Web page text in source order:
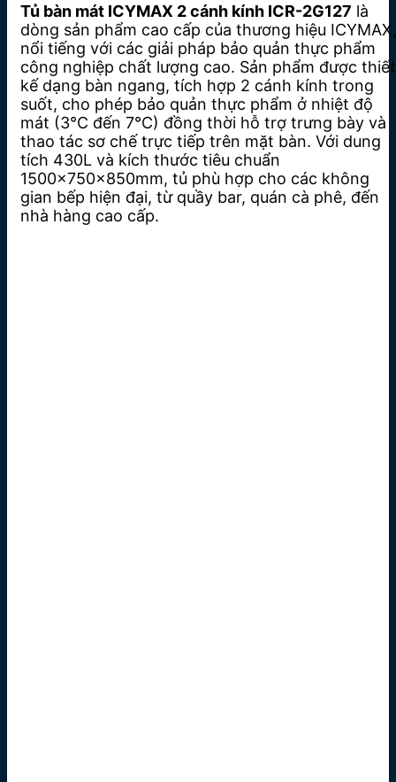
Tủ bàn mát ICYMAX 2 cánh kính ICR-2G127 là
dòng sản phẩm cao cấp của thương hiệu ICYMAX,
nổi tiếng với các giải pháp bảo quản thực phẩm
công nghiệp chất lượng cao. Sản phẩm được thiết
kế dạng bàn ngang, tích hợp 2 cánh kính trong
suốt, cho phép bảo quản thực phẩm ở nhiệt độ
mát (3°C đến 7°C) đồng thời hỗ trợ trưng bày và
thao tác sơ chế trực tiếp trên mặt bàn. Với dung
tích 430L và kích thước tiêu chuẩn
1500x750x850mm, tủ phù hợp cho các không
gian bếp hiện đại, từ quầy bar, quán cà phê, đến
nhà hàng cao cấp.